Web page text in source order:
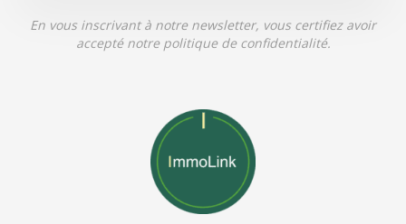
En vous inscrivant à notre newsletter, vous certifiez avoir
accepté notre politique de confidentialité.